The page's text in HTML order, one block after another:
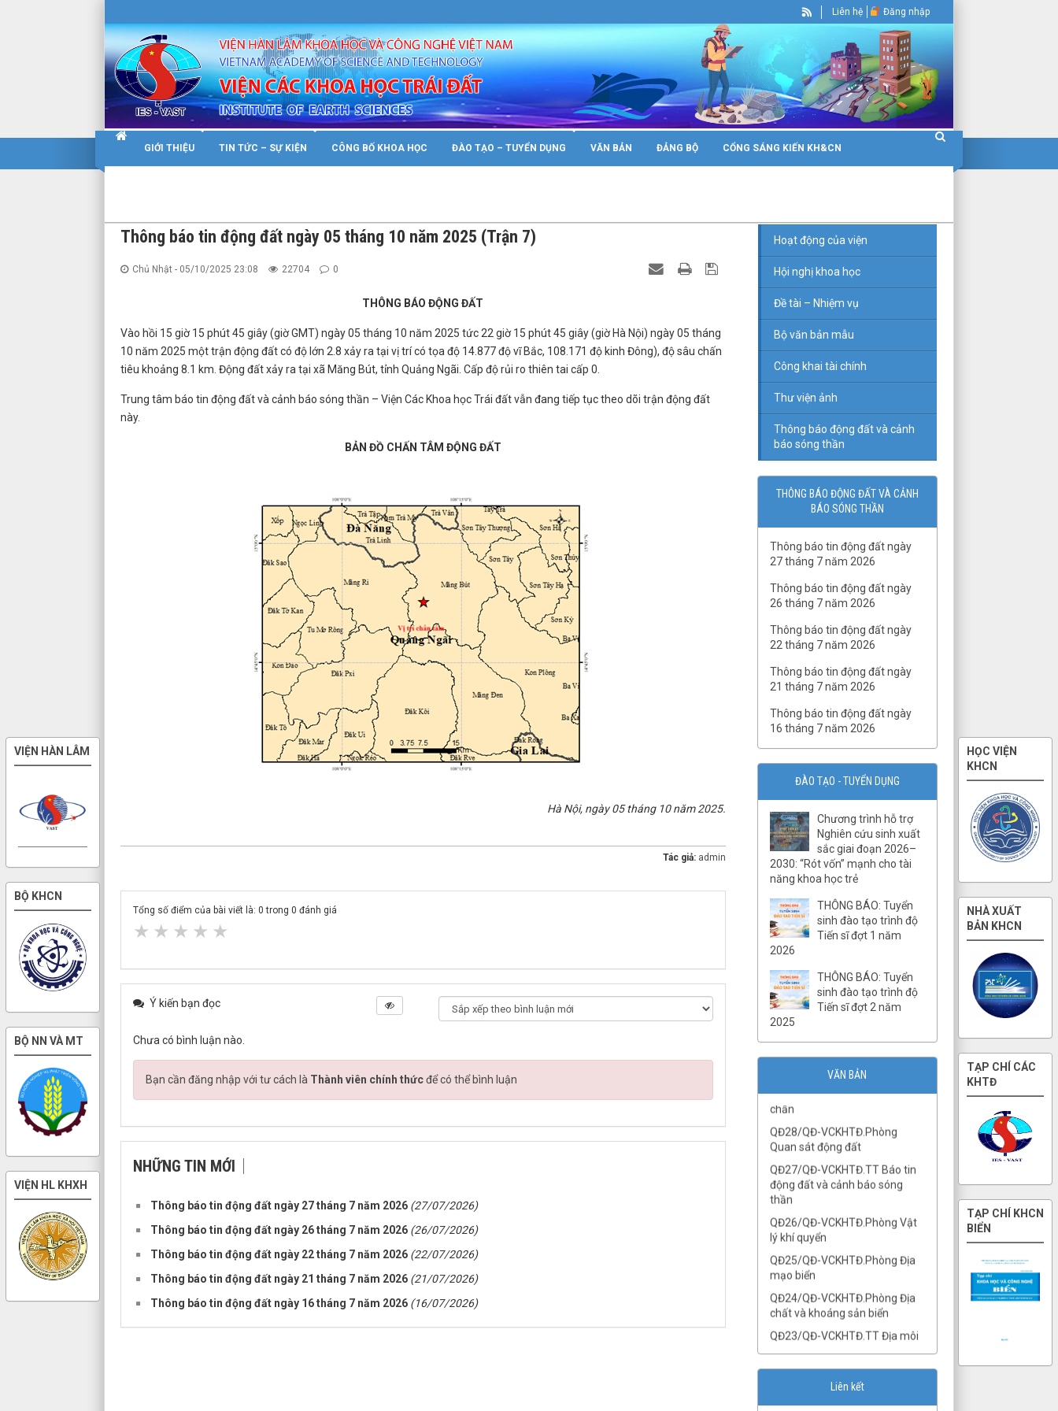
: Constant WP_SITEURL already defined in/home/nhigvyzu/ies.vast.gov/wp-config.phpon line89
GIỚI THIỆU TIN TỨC – SỰ KIỆN CÔNG BỐ KHOA HỌC ĐÀO TẠO – TUYỂN DỤNG VĂN BẢN ĐẢNG BỘ CỔNG SÁNG KIẾN KH&CN
Liên hệ Đăng nhập
Thông báo tin động đất ngày 05 tháng 10 năm 2025 (Trận 7)
Chủ Nhật - 05/10/2025 23:08 22704 0
THÔNG BÁO ĐỘNG ĐẤT
Vào hồi 15 giờ 15 phút 45 giây (giờ GMT) ngày 05 tháng 10 năm 2025 tức 22 giờ 15 phút 45 giây (giờ Hà Nội) ngày 05 tháng
10 năm 2025 một trận động đất có độ lớn 2.8 xảy ra tại vị trí có tọa độ 14.877 độ vĩ Bắc, 108.171 độ kinh Đông), độ sâu chấn
tiêu khoảng 8.1 km. Động đất xảy ra tại xã Măng Bút, tỉnh Quảng Ngãi. Cấp độ rủi ro thiên tai cấp 0.
Trung tâm báo tin động đất và cảnh báo sóng thần – Viện Các Khoa học Trái đất vẫn đang tiếp tục theo dõi trận động đất
này.
BẢN ĐỒ CHẤN TÂM ĐỘNG ĐẤT
Hà Nội, ngày 05 tháng 10 năm 2025.
Tác giả: admin
Tổng số điểm của bài viết là: 0 trong 0 đánh giá
★ ★ ★ ★ ★
Ý kiến bạn đọc
Chưa có bình luận nào.
Bạn cần đăng nhập với tư cách là Thành viên chính thứcđể có thể bình luận
NHỮNG TIN MỚI
Thông báo tin động đất ngày 27 tháng 7 năm 2026 (27/07/2026)
Thông báo tin động đất ngày 26 tháng 7 năm 2026 (26/07/2026)
Thông báo tin động đất ngày 22 tháng 7 năm 2026 (22/07/2026)
Thông báo tin động đất ngày 21 tháng 7 năm 2026 (21/07/2026)
Thông báo tin động đất ngày 16 tháng 7 năm 2026 (16/07/2026)
Hoạt động của viện
Hội nghị khoa học
Đề tài – Nhiệm vụ
Bộ văn bản mẫu
Công khai tài chính
Thư viện ảnh
Thông báo động đất và cảnh
báo sóng thần
THÔNG BÁO ĐỘNG ĐẤT VÀ CẢNH
BÁO SÓNG THẦN
Thông báo tin động đất ngày
27 tháng 7 năm 2026
Thông báo tin động đất ngày
26 tháng 7 năm 2026
Thông báo tin động đất ngày
22 tháng 7 năm 2026
Thông báo tin động đất ngày
21 tháng 7 năm 2026
Thông báo tin động đất ngày
16 tháng 7 năm 2026
ĐÀO TẠO - TUYỂN DỤNG
Chương trình hỗ trợ
Nghiên cứu sinh xuất
sắc giai đoạn 2026–
2030: “Rót vốn” mạnh cho tài
năng khoa học trẻ
THÔNG BÁO: Tuyển
sinh đào tạo trình độ
Tiến sĩ đợt 1 năm
2026
THÔNG BÁO: Tuyển
sinh đào tạo trình độ
Tiến sĩ đợt 2 năm
2025
VĂN BẢN
Thạch luận và Sinh khoáng
QĐ số 07-QĐ/VHLKHCNVN Quy
tắc ứng xử của cán bộ, viên
chức và người lao động Viện
Hàn lâm Khoa học và Công
QĐ02/QĐ-VCKHTĐ.Phòng
Quản lý tổng hợp
QĐ32/QĐ-VCKHTĐ.Phòng Vật
lý địa chất
QĐ31/QĐ-VCKHTĐ.Phòng Điện
ly
QĐ30/QĐ-VCKHTĐ.Phòng Địa
từ
QĐ29/QĐ-VCKHTĐ.Phòng Địa
QĐ28/QĐ-VCKHTĐ.Phòng
QĐ27/QĐ-VCKHTĐ.TT Báo tin
động đất và cảnh báo sóng
thần
QĐ26/QĐ-VCKHTĐ.Phòng Vật
QĐ25/QĐ-VCKHTĐ.Phòng Địa
mạo biển
QĐ24/QĐ-VCKHTĐ.Phòng Địa
chất và khoáng sản biển
QĐ23/QĐ-VCKHTĐ.TT Địa môi
trường và TBĐCB
QĐ22/QĐ-VCKHTĐ.TT Nghiên
QĐ21/QĐ-VCKHTĐ.TT Khảo sát
Liên kết
VIỆN HÀN LÂM
BỘ KHCN
BỘ NN VÀ MT
VIỆN HL KHXH
HỌC VIỆN
KHCN
NHÀ XUẤT
BẢN KHCN
TẠP CHÍ CÁC
KHTĐ
TẠP CHÍ KHCN
BIỂN